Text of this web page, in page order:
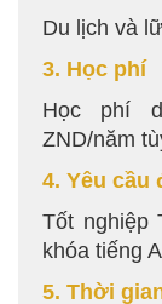
Du lịch và
3. Học phí
Học phí
ZND/năm
4. Yêu cầu
Tốt nghiệp
khóa tiếng
5. Thời